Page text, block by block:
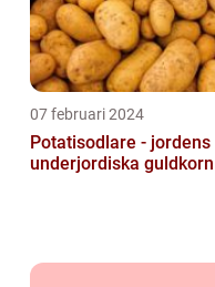
07 februari 2024
Potatisodlare - jordens
underjordiska guldkorn